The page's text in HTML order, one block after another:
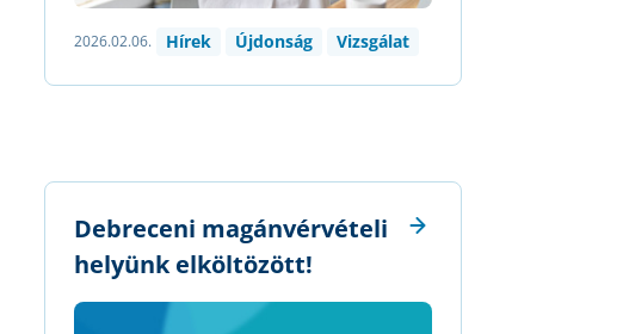
2026.02.06. Hírek Újdonság Vizsgálat
Debreceni magánvérvételi
helyünk elköltözött!